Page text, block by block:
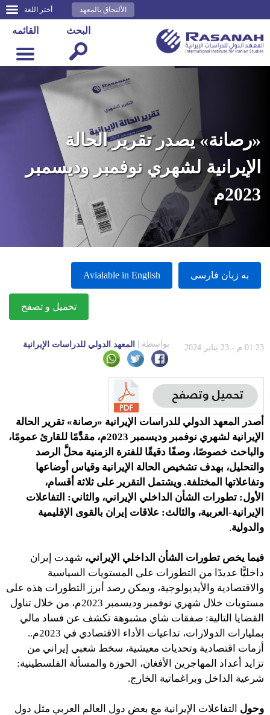
أختر اللغة الألتحاق بالمعهد
القائمه البحث
«رصانة» يصدر تقرير الحالة
الإيرانية لشهري نوفمبر وديسمبر
2023م
به زبان فارسى Avialable in English
تحميل و تصفح
01:23 م - 23 يناير 2024 بواسطة المعهد الدولي للدراسات الإيرانية
أصدر المعهد الدولي للدراسات الإيرانية «رصانة» تقرير الحالة
الإيرانية لشهري نوفمبر وديسمبر 2023م، مقدِّمًا للقارئ عمومًا،
والباحث خصوصًا، وصفًا دقيقًا للفترة الزمنية محلَّ الرصد
والتحليل، بهدف تشخيص الحالة الإيرانية وقياس أوضاعها
وتفاعلاتها المختلفة. ويشتمل التقرير على ثلاثة أقسام،
الأول: تطورات الشأن الداخلي الإيراني، والثاني: التفاعلات
الإيرانية-العربية، والثالث: علاقات إيران بالقوى الإقليمية
والدولية.
فيما يخص تطورات الشأن الداخلي الإيراني، شهدت إيران
داخليًّا عديدًا من التطورات على المستويات السياسية
والاقتصادية والأيديولوجية، ويمكن رصد أبرز التطورات هذه على
مستويات خلال شهري نوفمبر وديسمبر 2023م، من خلال تناول
القضايا التالية: صفقات شاي مشبوهة تكشف عن فساد مالي
بمليارات الدولارات، تداعيات الأداء الاقتصادي في 2023م..
أزمات اقتصادية وتحديات معيشية، سخط شعبي إيراني من
تزايد أعداد المهاجرين الأفغان، الحوزة والمسألة الفلسطينية:
شرعية الداخل وبراغماتية الخارج.
وحول التفاعلات الإيرانية مع بعض دول العالم العربي مثل دول